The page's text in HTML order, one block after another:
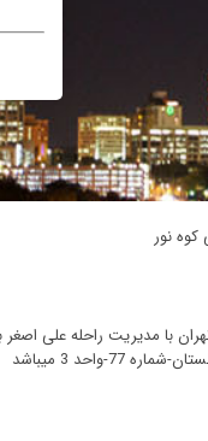
نور
با مدیریت راحله علی
واحد 3 میباشد